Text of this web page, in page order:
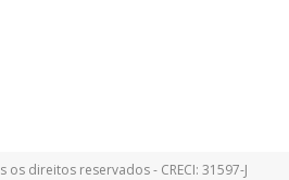
direitos reservados - CRECI: 31597-J